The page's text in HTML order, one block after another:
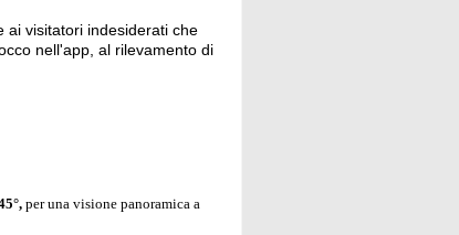
ai visitatori indesiderati che
nell'app, al rilevamento di
per una visione panoramica a